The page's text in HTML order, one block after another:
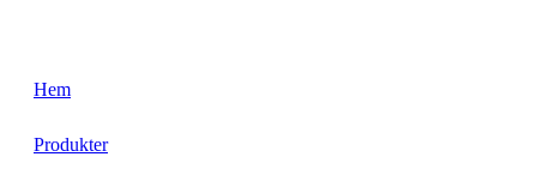
Hem
Produkter